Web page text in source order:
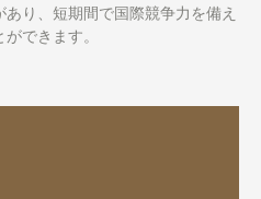
り、短期間で国際競争力を備え
できます。